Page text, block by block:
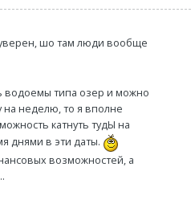
шо там люди вообще
водоемы типа озер и можно
на неделю, то я вполне
катнуть тудЫ на
днями в эти даты.
возможностей, а